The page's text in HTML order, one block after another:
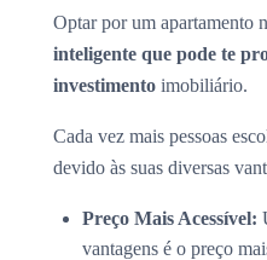
Optar por um apartamento
inteligente que pode te
investimento imobiliário.
Cada vez mais pessoas
devido às suas diversas
Preço Mais Acessível:
vantagens é o preço